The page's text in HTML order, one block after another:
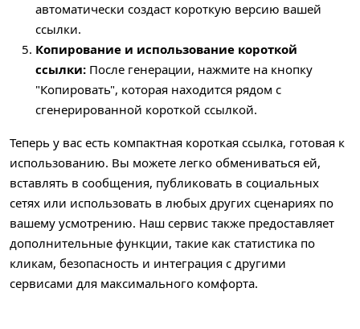
автоматически создаст короткую версию вашей
ссылки.
Копирование и использование короткой
ссылки: После генерации, нажмите на кнопку
"Копировать", которая находится рядом с
сгенерированной короткой ссылкой.
Теперь у вас есть компактная короткая ссылка, готовая к
использованию. Вы можете легко обмениваться ей,
вставлять в сообщения, публиковать в социальных
сетях или использовать в любых других сценариях по
вашему усмотрению. Наш сервис также предоставляет
дополнительные функции, такие как статистика по
кликам, безопасность и интеграция с другими
сервисами для максимального комфорта.